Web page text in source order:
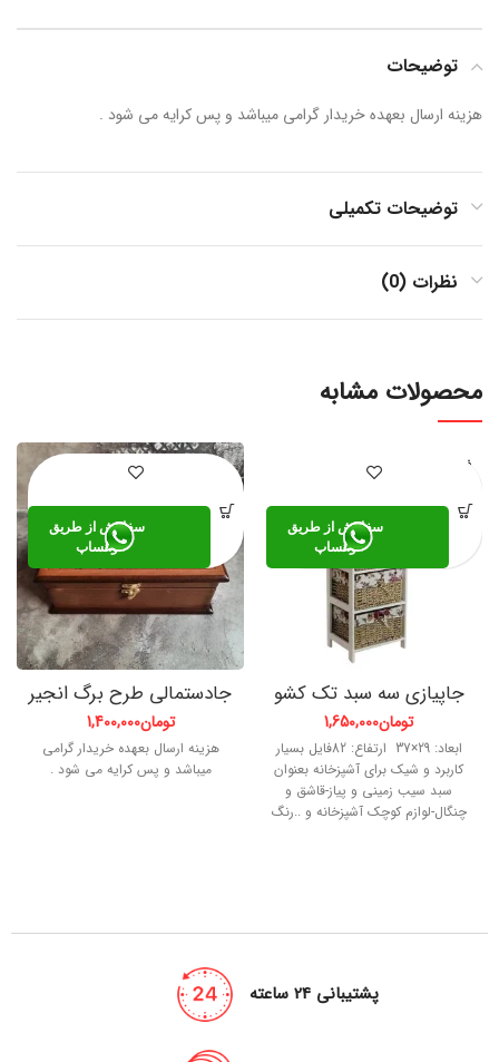
توضیحات
هزینه ارسال بعهده خریدار گرامی میباشد و پس کرایه می شود .
توضیحات تکمیلی
نظرات (0)
محصولات مشابه
فروخته
جاپیازی سه سبد تک کشو
تومان1,650,000
ابعاد: 29×37 ارتفاع: 82فایل بسیار
کاربرد و شیک برای آشپزخانه بعنوان
سبد سیب زمینی و پیاز-قاشق و
چنگال-لوازم کوچک آشپزخانه و ..رنگ
سفارش از طریق
واتساپ
جادستمالی طرح برگ انجیر
تومان1,400,000
هزینه ارسال بعهده خریدار گرامی
میباشد و پس کرایه می شود .
سفارش از طریق
واتساپ
پشتیبانی 24 ساعته